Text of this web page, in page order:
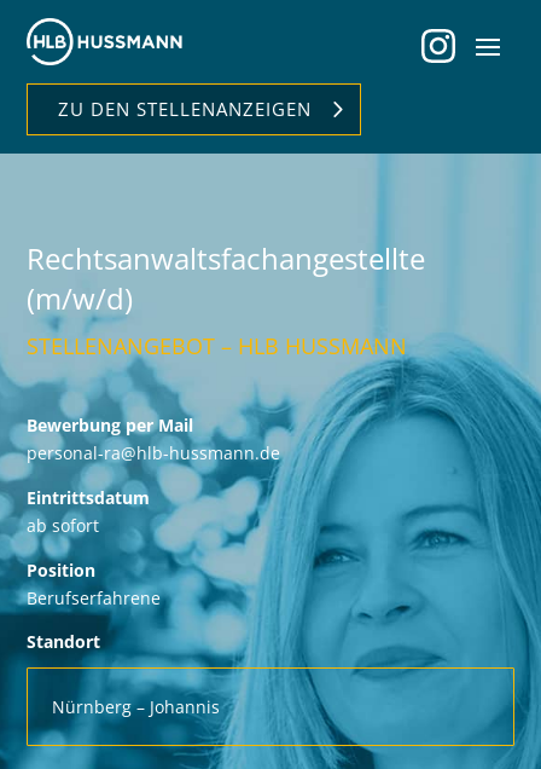
ZU DEN STELLENANZEIGEN
Rechtsanwalts­­fach­­­­­angestellte
(m/w/d)
STELLENANGEBOT – HLB HUSSMANN
Bewerbung per Mail
personal-ra@hlb-hussmann.de
Eintrittsdatum
ab sofort
Position
Berufserfahrene
Standort
Nürnberg – Johannis